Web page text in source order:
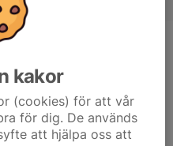
kakor
(cookies) för att vår
för dig. De används
att hjälpa oss att